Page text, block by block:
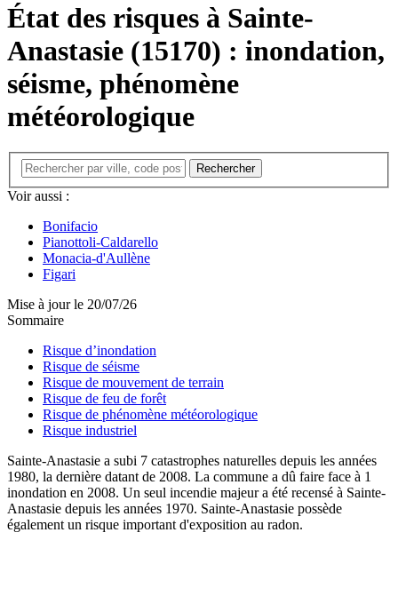
État des risques à Sainte-
Anastasie (15170) : inondation,
séisme, phénomène
météorologique
Voir aussi :
Bonifacio
Pianottoli-Caldarello
Monacia-d'Aullène
Figari
Mise à jour le 20/07/26
Sommaire
Risque d’inondation
Risque de séisme
Risque de mouvement de terrain
Risque de feu de forêt
Risque de phénomène météorologique
Risque industriel
Sainte-Anastasie a subi 7 catastrophes naturelles depuis les années
1980, la dernière datant de 2008. La commune a dû faire face à 1
inondation en 2008. Un seul incendie majeur a été recensé à Sainte-
Anastasie depuis les années 1970. Sainte-Anastasie possède
également un risque important d'exposition au radon.